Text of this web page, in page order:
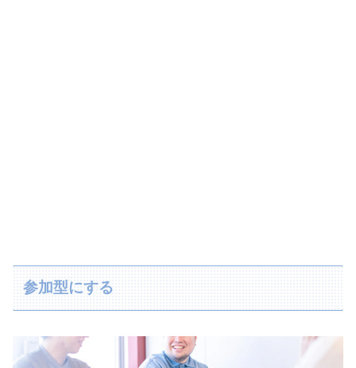
参加型にする